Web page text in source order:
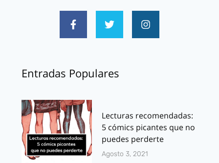
Entradas Populares
Lecturas recomendadas:
5 cómics picantes que no
puedes perderte
Agosto 3, 2021